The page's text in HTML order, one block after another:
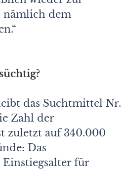
nämlich dem
das Suchtmittel Nr.
Zahl der
zuletzt auf 340.000
Das
für